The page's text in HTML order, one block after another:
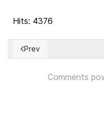
Hits: 4376
Previous article: A
Prev
Comments